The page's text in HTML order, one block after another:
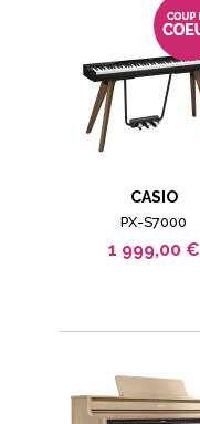
CASIO
PX-S7000
1 999,00 €